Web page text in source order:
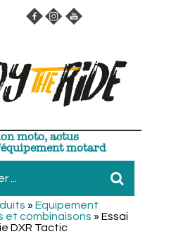
moto, actus
motard
» Equipement
et combinaisons » Essai
DXR Tactic